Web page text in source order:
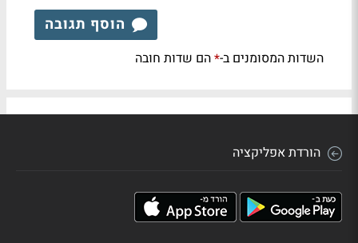
הוסף תגובה
השדות המסומנים ב-*הם שדות חובה
הורדת אפליקציה